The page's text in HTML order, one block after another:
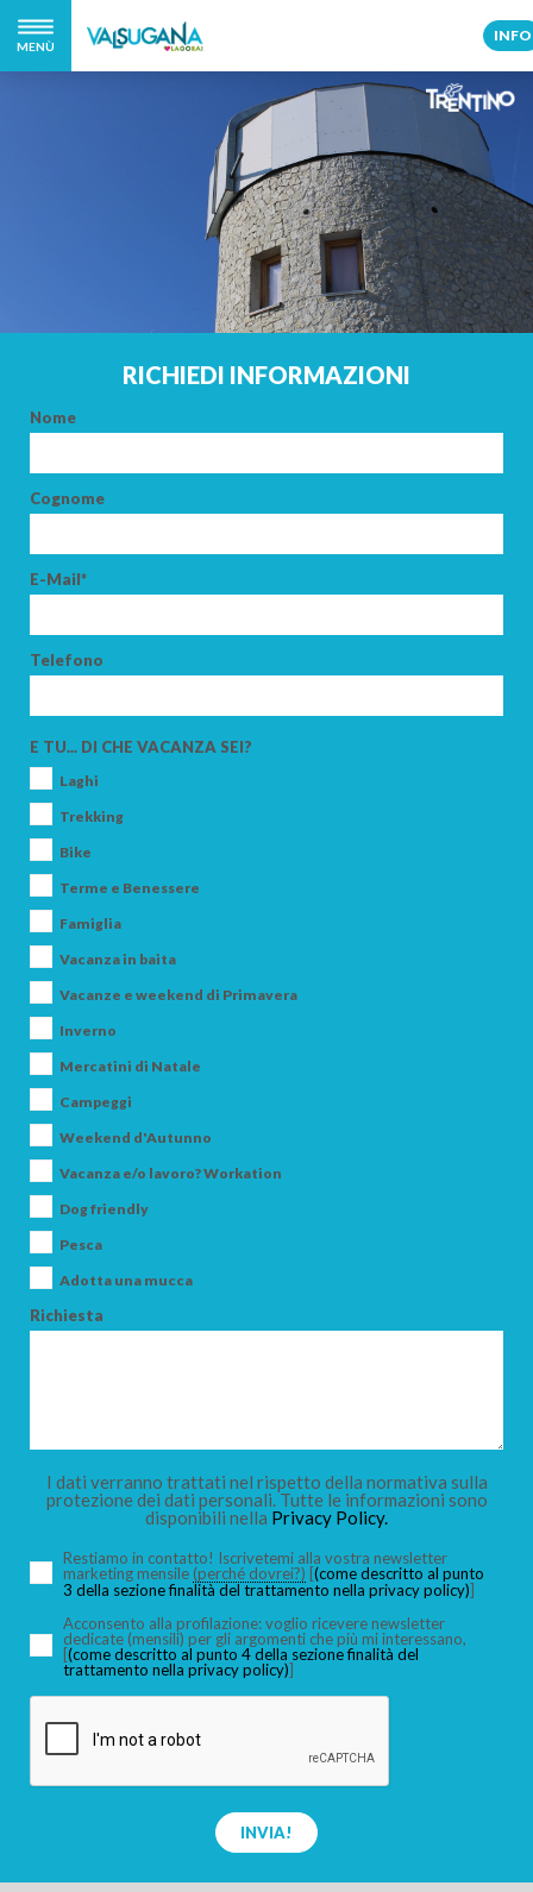
MENÙ
INFO
ADULTI
CERCA
RICHIEDI INFORMAZIONI
Nome
Cognome
E-Mail*
Telefono
E TU... DI CHE VACANZA SEI?
Laghi
Trekking
Bike
Terme e Benessere
Famiglia
Vacanza in baita
Vacanze e weekend di Primavera
Inverno
Mercatini di Natale
Campeggi
Weekend d'Autunno
Vacanza e/o lavoro? Workation
Dog friendly
Pesca
Adotta una mucca
Richiesta
I dati verranno trattati nel rispetto della normativa sulla
protezione dei dati personali. Tutte le informazioni sono
disponibili nella Privacy Policy.
Restiamo in contatto! Iscrivetemi alla vostra newsletter
marketing mensile (perché dovrei?) [(come descritto al punto
3 della sezione finalità del trattamento nella privacy policy)]
Acconsento alla profilazione: voglio ricevere newsletter
dedicate (mensili) per gli argomenti che più mi interessano,
[(come descritto al punto 4 della sezione finalità del
trattamento nella privacy policy)]
INVIA!